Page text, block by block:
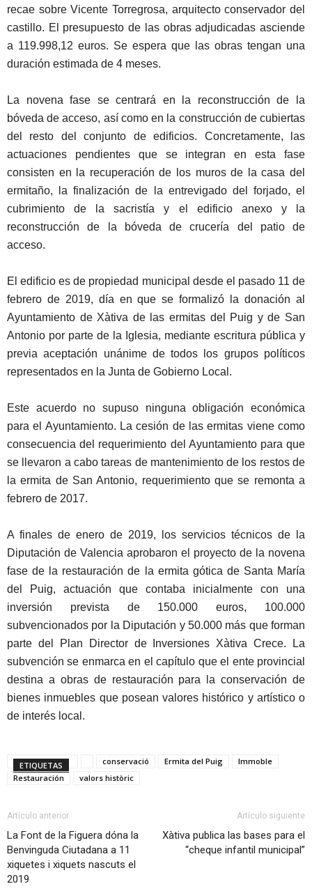
recae sobre Vicente Torregrosa, arquitecto conservador del
castillo. El presupuesto de las obras adjudicadas asciende
a 119.998,12 euros. Se espera que las obras tengan una
duración estimada de 4 meses.
La novena fase se centrará en la reconstrucción de la
bóveda de acceso, así como en la construcción de cubiertas
del resto del conjunto de edificios. Concretamente, las
actuaciones pendientes que se integran en esta fase
consisten en la recuperación de los muros de la casa del
ermitaño, la finalización de la entrevigado del forjado, el
cubrimiento de la sacristía y el edificio anexo y la
reconstrucción de la bóveda de crucería del patio de
acceso.
El edificio es de propiedad municipal desde el pasado 11 de
febrero de 2019, día en que se formalizó la donación al
Ayuntamiento de Xàtiva de las ermitas del Puig y de San
Antonio por parte de la Iglesia, mediante escritura pública y
previa aceptación unánime de todos los grupos políticos
representados en la Junta de Gobierno Local.
Este acuerdo no supuso ninguna obligación económica
para el Ayuntamiento. La cesión de las ermitas viene como
consecuencia del requerimiento del Ayuntamiento para que
se llevaron a cabo tareas de mantenimiento de los restos de
la ermita de San Antonio, requerimiento que se remonta a
febrero de 2017.
A finales de enero de 2019, los servicios técnicos de la
Diputación de Valencia aprobaron el proyecto de la novena
fase de la restauración de la ermita gótica de Santa María
del Puig, actuación que contaba inicialmente con una
inversión prevista de 150.000 euros, 100.000
subvencionados por la Diputación y 50.000 más que forman
parte del Plan Director de Inversiones Xàtiva Crece. La
subvención se enmarca en el capítulo que el ente provincial
destina a obras de restauración para la conservación de
bienes inmuebles que posean valores histórico y artístico o
de interés local.
ETIQUETAS conservació Ermita del Puig
Immoble
Restauración
valors històric
Artículo anterior
La Font de la Figuera dóna la
Benvinguda Ciutadana a 11
xiquetes i xiquets nascuts el
2019
Artículo siguiente
Xàtiva publica las bases para el
“cheque infantil municipal”